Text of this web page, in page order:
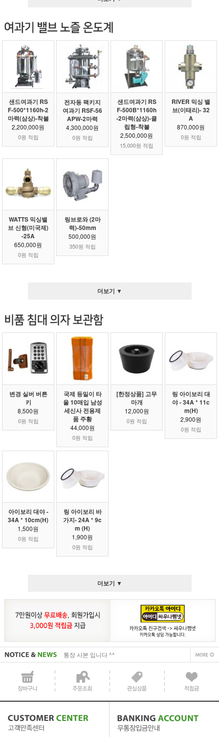
샌드여과기 RS
F-500*1160h-2
마력(삼상)-착불
2,200,000원
0원 적립
전자동 팩키지
여과기 RSF-56
APW-2마력
4,300,000원
0원 적립
샌드여과기 RS
F-500B*1160h
-2마력(삼상)-클
립형-착불
2,500,000원
15,000원 적립
RIVER 믹싱 밸
브(이태리)- 32
A
870,000원
0원 적립
WATTS 믹싱밸
브 신형(미국제)
-25A
650,000원
0원 적립
링브로와 (2마
력)-50mm
500,000원
350원 적립
더보기 ▼
변경 실버 버튼
키
8,500원
0원 적립
국제 등밀이 타
올 10매입 남성
세신사 전용제
품 주황
44,000원
0원 적립
[한정상품] 고무
마개
12,000원
0원 적립
링 아이보리 대
야 - 34A * 11c
m(H)
2,900원
0원 적립
아이보리 대야 -
34A * 10cm(H)
1,500원
0원 적립
링 아이보리 바
가지- 24A * 9c
m (H)
1,900원
0원 적립
더보기 ▼
사업자 사본 입니다^^
통장 사본 입니다 ^^
사업자 사본 입니다^^
통장 사본 입니다 ^^